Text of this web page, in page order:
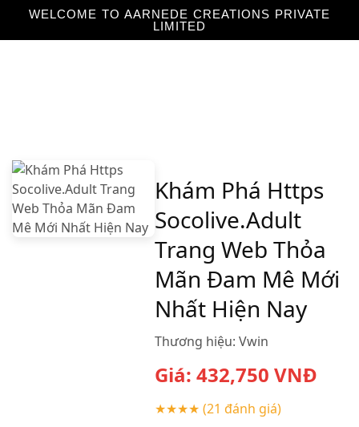
WELCOME TO AARNEDE CREATIONS PRIVATE
LIMITED
Khám Phá Https
Socolive.Adult
Trang Web Thỏa
Mãn Đam Mê Mới
Nhất Hiện Nay
Thương hiệu: Vwin
Giá: 432,750 VNĐ
★★★★ (21 đánh giá)